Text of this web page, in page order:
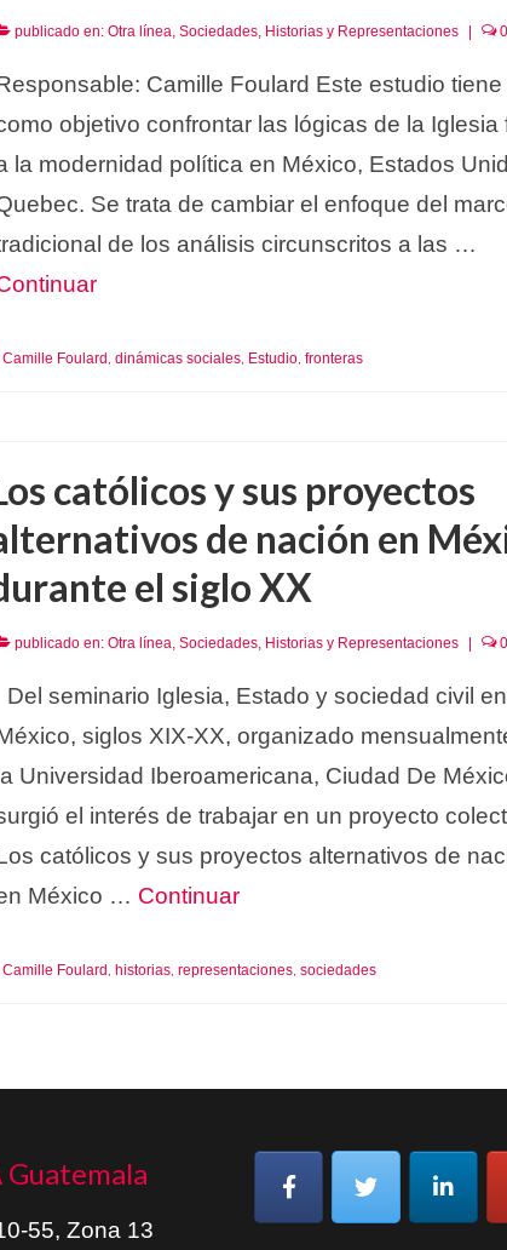
publicado en: Otra línea Sociedades, Historias y Representaciones | 0
Camille Foulard Este estudio tiene
objetivo confrontar las lógicas de la Iglesia
la modernidad política en México, Estados
Se trata de cambiar el enfoque del
de los análisis circunscritos a las …
Camille Foulard dinámicas sociales, Estudio, fronteras
católicos y sus proyectos
de nación en
el siglo XX
publicado en: Otra línea Sociedades, Historias y Representaciones | 0
Del seminario Iglesia, Estado y sociedad civil en
siglos XIX-XX, organizado
Universidad Iberoamericana, Ciudad De
el interés de trabajar en un proyecto
católicos y sus proyectos alternativos de
México … Continuar
Camille Foulard historias, representaciones, sociedades
Guatemala
55, Zona 13